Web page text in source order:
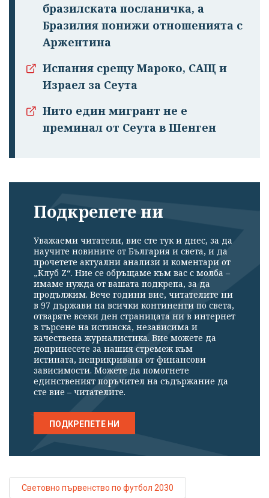
бразилската посланичка, а
Бразилия понижи отношенията с
Аржентина
Испания срещу Мароко, САЩ и
Израел за Сеута
Нито един мигрант не е
преминал от Сеута в Шенген
Подкрепете ни
Уважаеми читатели, вие сте тук и днес, за да
научите новините от България и света, и да
прочетете актуални анализи и коментари от
„Клуб Z“. Ние се обръщаме към вас с молба –
имаме нужда от вашата подкрепа, за да
продължим. Вече години вие, читателите ни
в 97 държави на всички континенти по света,
отваряте всеки ден страницата ни в интернет
в търсене на истинска, независима и
качествена журналистика. Вие можете да
допринесете за нашия стремеж към
истината, неприкривана от финансови
зависимости. Можете да помогнете
единственият поръчител на съдържание да
сте вие – читателите.
ПОДКРЕПЕТЕ НИ
Световно първенство по футбол 2030